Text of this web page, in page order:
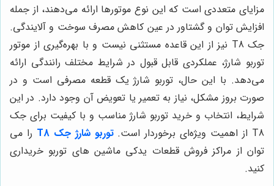
مزایای متعددی است که این نوع موتورها ارائه می‌دهند، از جمله
افزایش توان و گشتاور در عین کاهش مصرف سوخت و آلایندگی.
جک T8 نیز از این قاعده مستثنی نیست و با بهره‌گیری از موتور
توربو شارژ، عملکردی قابل قبول در شرایط مختلف رانندگی ارائه
می‌دهد. با این حال، توربو شارژ یک قطعه مصرفی است و در
صورت بروز مشکل، نیاز به تعمیر یا تعویض آن وجود دارد. در این
شرایط، انتخاب و خرید توربو شارژ مناسب و با کیفیت برای جک
T8 از اهمیت ویژه‌ای برخوردار است.
توربو شارژ جک T8
را می
توان از مراکز فروش قطعات یدکی ماشین های توربو خریداری
کنید.